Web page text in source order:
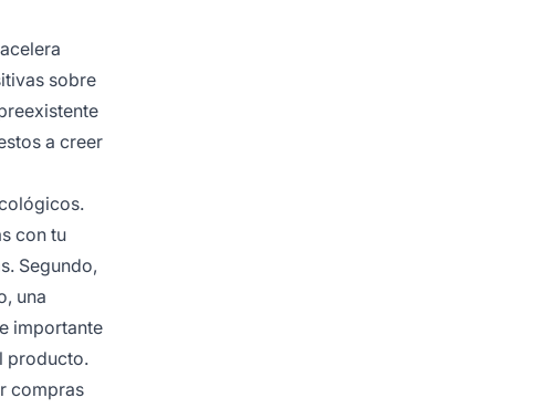
sobre
a creer
con tu
Segundo,
una
importante
producto.
compras